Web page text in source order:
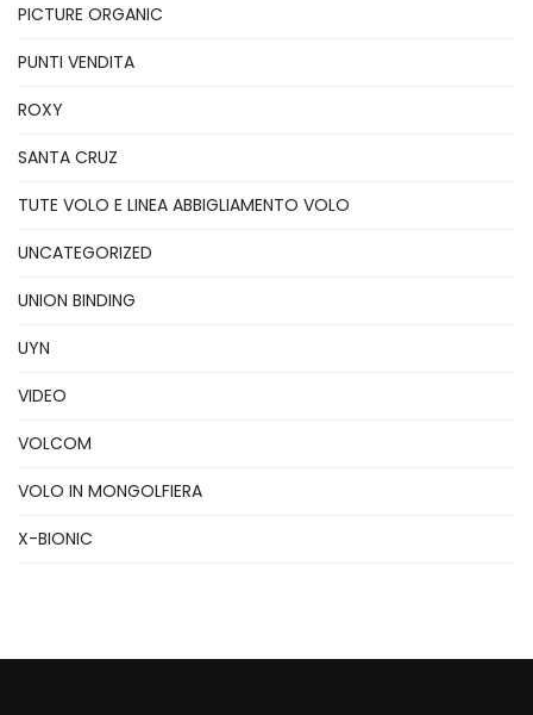
PICTURE ORGANIC
PUNTI VENDITA
ROXY
SANTA CRUZ
TUTE VOLO E LINEA ABBIGLIAMENTO VOLO
UNCATEGORIZED
UNION BINDING
UYN
VIDEO
VOLCOM
VOLO IN MONGOLFIERA
X-BIONIC